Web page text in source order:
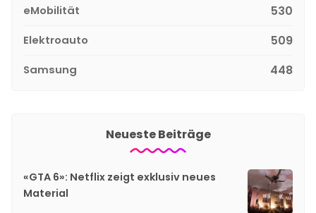
eMobilität 530
Elektroauto 509
Samsung 448
Neueste Beiträge
«GTA 6»: Netflix zeigt exklusiv neues
Material